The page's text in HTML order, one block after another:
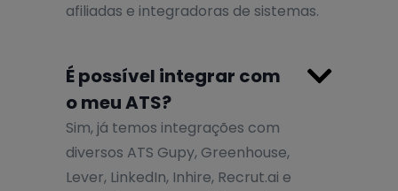
afiliadas e integradoras de sistemas.
É possível integrar com
o meu ATS?

Sim, já temos integrações com
diversos ATS Gupy, Greenhouse,
Lever, LinkedIn, Inhire, Recrut.ai e